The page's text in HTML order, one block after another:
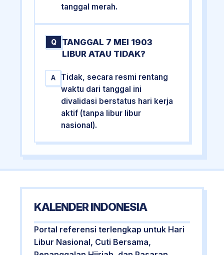
tanggal merah.
Q
TANGGAL 7 MEI 1903
LIBUR ATAU TIDAK?
A
Tidak, secara resmi rentang
waktu dari tanggal ini
divalidasi berstatus hari kerja
aktif (tanpa libur libur
nasional).
KALENDER INDONESIA
Portal referensi terlengkap untuk Hari
Libur Nasional, Cuti Bersama,